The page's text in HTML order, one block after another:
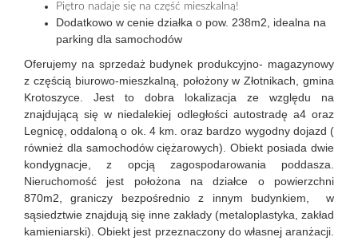
Piętro nadaje się na część mieszkalną!
Dodatkowo w cenie działka o pow. 238m2, idealna na
parking dla samochodów
Oferujemy na sprzedaż budynek produkcyjno- magazynowy
z częścią biurowo-mieszkalną, położony w Złotnikach, gmina
Krotoszyce. Jest to dobra lokalizacja ze względu na
znajdującą się w niedalekiej odległości autostradę a4 oraz
Legnicę, oddaloną o ok. 4 km. oraz bardzo wygodny dojazd (
również dla samochodów ciężarowych). Obiekt posiada dwie
kondygnacje, z opcją zagospodarowania poddasza.
Nieruchomość jest położona na działce o powierzchni
870m2, graniczy bezpośrednio z innym budynkiem, w
sąsiedztwie znajdują się inne zakłady (metaloplastyka, zakład
kamieniarski). Obiekt jest przeznaczony do własnej aranżacji.